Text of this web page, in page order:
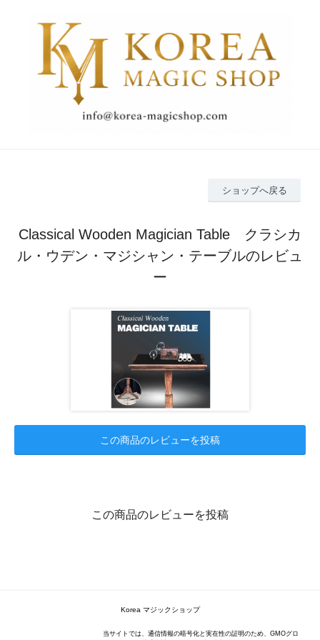
ショップへ戻る
Classical Wooden Magician Table クラシカ
ル・ウデン・マジシャン・テーブルのレビュ
ー
この商品のレビューを投稿
この商品のレビューを投稿
Korea マジックショップ
当サイトでは、通信情報の暗号化と実在性の証明のため、GMOグロ